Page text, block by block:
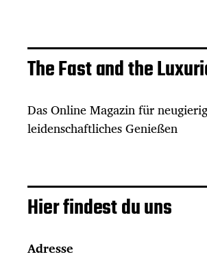
The Fast and the
Das Online Magazin für
leidenschaftliches Genießen
Hier findest du uns
Adresse